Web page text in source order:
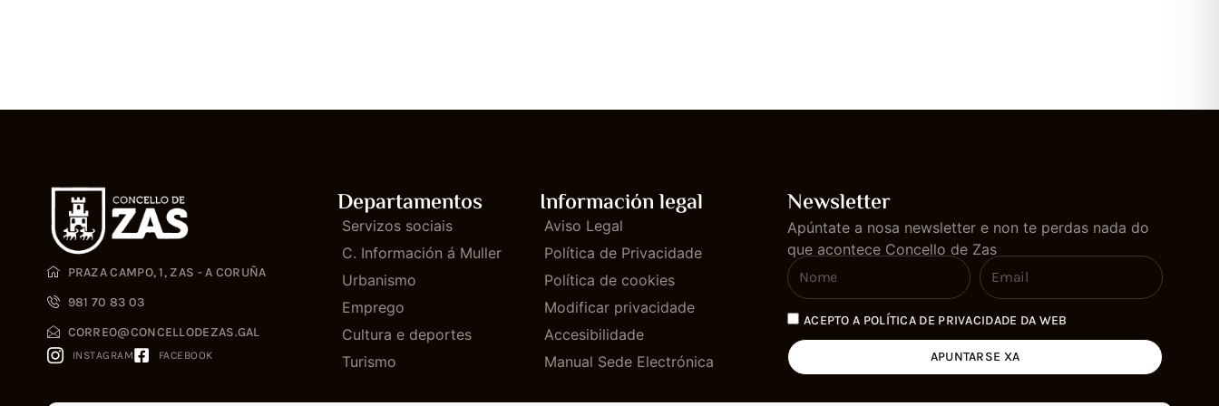
PRAZA CAMPO, 1, ZAS - A CORUÑA
981 70 83 03
CORREO@CONCELLODEZAS.GAL
INSTAGRAM FACEBOOK
Departamentos
Servizos sociais
C. Información á Muller
Urbanismo
Emprego
Cultura e deportes
Turismo
Información legal
Aviso Legal
Política de Privacidade
Política de cookies
Modificar privacidade
Accesibilidade
Manual Sede Electrónica
Newsletter
Apúntate a nosa newsletter e non te perdas nada do
que acontece Concello de Zas
ACEPTO A POLÍTICA DE PRIVACIDADE DA WEB
APUNTARSE XA